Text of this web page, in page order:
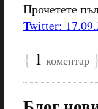
Прочетете
Twitter:
{ 1 коментар }